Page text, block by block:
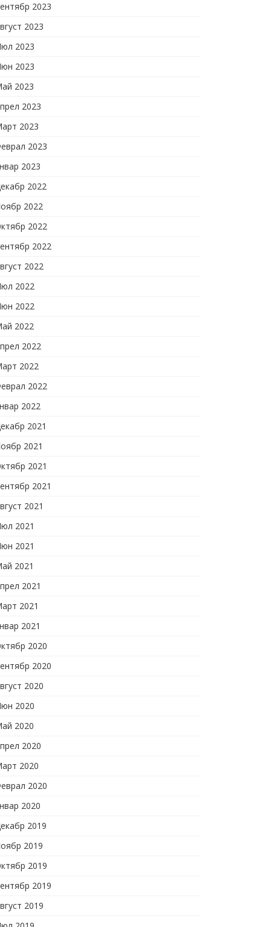
2023
2023
2023
2023
2023
2023
2023
2023
2023
2022
2022
2022
2022
2022
2022
2022
2022
2022
2022
2022
2022
2021
2021
2021
2021
2021
2021
2021
2021
2021
2021
2021
2020
2020
2020
2020
2020
2020
2020
2020
2020
2019
2019
2019
2019
2019